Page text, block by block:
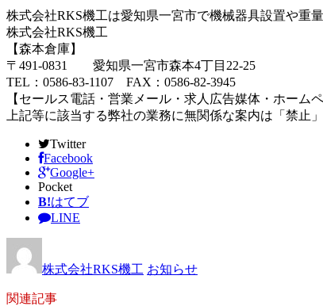
株式会社RKS機工は愛知県一宮市で機械器具設置や重
株式会社RKS機工
【森本倉庫】
〒491-0831 愛知県一宮市森本4丁目22-25
TEL：0586-83-1107 FAX：0586-82-3945
【セールス電話・営業メール・求人広告媒体・ホーム
上記等に該当する弊社の業務に無関係な案内は「禁止
Twitter
Facebook
Google+
Pocket
B!はてブ
LINE
株式会社RKS機工 お知らせ
関連記事